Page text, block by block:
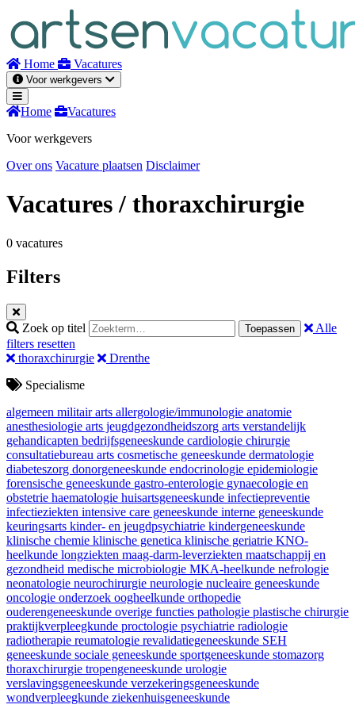
inhoud
Home Vacatures
Voor werkgevers
Home
Vacatures
Voor werkgevers
Over ons Vacature plaatsen Disclaimer
Vacatures/ thoraxchirurgie
0 vacatures
Filters
Zoek op titel Toepassen
Alle
filters resetten
thoraxchirurgie
Drenthe
Specialisme
algemeen militair arts allergologie/immunologie anatomie
anesthesiologie arts jeugdgezondheidszorg arts verstandelijk
gehandicapten bedrijfsgeneeskunde cardiologie chirurgie
consultatiebureau arts cosmetische geneeskunde dermatologie
diabeteszorg donorgeneeskunde endocrinologie epidemiologie
forensische geneeskunde gastro-enterologie gynaecologie en
obstetrie haematologie huisartsgeneeskunde infectiepreventie
infectieziekten intensive care geneeskunde interne geneeskunde
keuringsarts kinder- en jeugdpsychiatrie kindergeneeskunde
klinische chemie klinische genetica klinische geriatrie KNO-
heelkunde longziekten maag-darm-leverziekten maatschappij en
gezondheid medische microbiologie MKA-heelkunde nefrologie
neonatologie neurochirurgie neurologie nucleaire geneeskunde
oncologie onderzoek oogheelkunde orthopedie
ouderengeneeskunde overige functies pathologie plastische chirurgie
praktijkverpleegkunde proctologie psychiatrie radiologie
radiotherapie reumatologie revalidatiegeneeskunde SEH
geneeskunde sociale geneeskunde sportgeneeskunde stomazorg
thoraxchirurgie tropengeneeskunde urologie
verslavingsgeneeskunde verzekeringsgeneeskunde
wondverpleegkunde ziekenhuisgeneeskunde